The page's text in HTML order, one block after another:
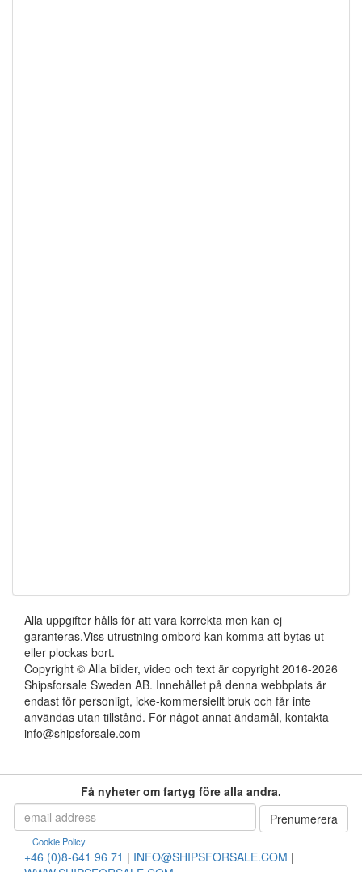
Alla uppgifter hålls för att vara korrekta men kan ej
garanteras.Viss utrustning ombord kan komma att bytas ut
eller plockas bort.
Copyright © Alla bilder, video och text är copyright 2016-2026
Shipsforsale Sweden AB. Innehållet på denna webbplats är
endast för personligt, icke-kommersiellt bruk och får inte
användas utan tillstånd. För något annat ändamål, kontakta
info@shipsforsale.com
Få nyheter om fartyg före alla andra.
Cookie Policy
+46 (0)8-641 96 71 | INFO@SHIPSFORSALE.COM |